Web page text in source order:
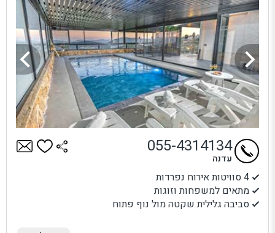
4 סוויטות אירוח נפרדות
מתאים למשפחות וזוגות
סביבה גלילית שקטה מול נוף פתוח
055-4314134
עדנה